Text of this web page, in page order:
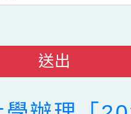
送出